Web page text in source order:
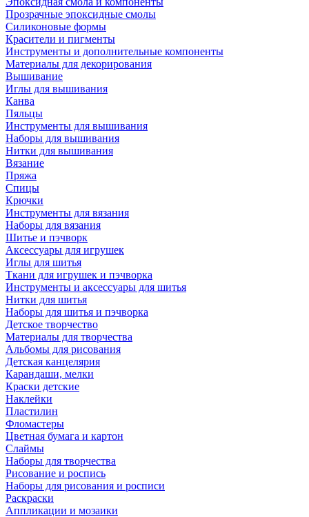
Прозрачные эпоксидные смолы
Силиконовые формы
Красители и пигменты
Инструменты и дополнительные компоненты
Материалы для декорирования
Вышивание
Иглы для вышивания
Канва
Пяльцы
Инструменты для вышивания
Наборы для вышивания
Нитки для вышивания
Вязание
Пряжа
Спицы
Крючки
Инструменты для вязания
Наборы для вязания
Шитье и пэчворк
Аксессуары для игрушек
Иглы для шитья
Ткани для игрушек и пэчворка
Инструменты и аксессуары для шитья
Нитки для шитья
Наборы для шитья и пэчворка
Детское творчество
Материалы для творчества
Альбомы для рисования
Детская канцелярия
Карандаши, мелки
Краски детские
Наклейки
Пластилин
Фломастеры
Цветная бумага и картон
Слаймы
Наборы для творчества
Рисование и роспись
Наборы для рисования и росписи
Раскраски
Аппликации и мозаики